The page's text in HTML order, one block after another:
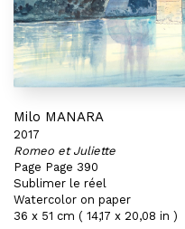
Milo MANARA
2017
Romeo et Juliette
Page Page 390
Sublimer le réel
Watercolor on paper
36 x 51 cm ( 14,17 x 20,08 in )